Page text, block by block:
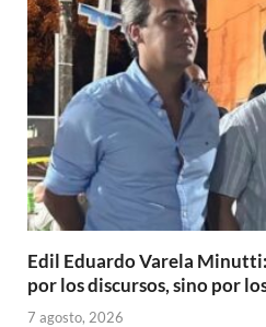
Edil Eduardo Varela Minutti:
por los discursos, sino por
7 agosto, 2026